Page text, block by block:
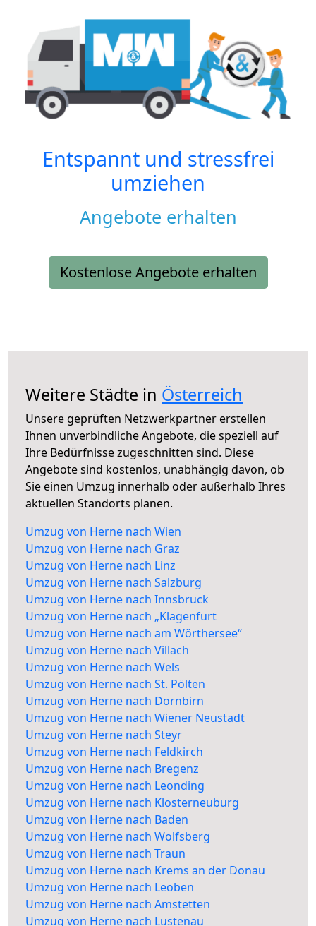
Entspannt und stressfrei
umziehen
Angebote erhalten
Kostenlose Angebote erhalten
Weitere Städte in Österreich
Unsere geprüften Netzwerkpartner erstellen
Ihnen unverbindliche Angebote, die speziell auf
Ihre Bedürfnisse zugeschnitten sind. Diese
Angebote sind kostenlos, unabhängig davon, ob
Sie einen Umzug innerhalb oder außerhalb Ihres
aktuellen Standorts planen.
Umzug von Herne nach Wien
Umzug von Herne nach Graz
Umzug von Herne nach Linz
Umzug von Herne nach Salzburg
Umzug von Herne nach Innsbruck
Umzug von Herne nach „Klagenfurt
Umzug von Herne nach am Wörthersee“
Umzug von Herne nach Villach
Umzug von Herne nach Wels
Umzug von Herne nach St. Pölten
Umzug von Herne nach Dornbirn
Umzug von Herne nach Wiener Neustadt
Umzug von Herne nach Steyr
Umzug von Herne nach Feldkirch
Umzug von Herne nach Bregenz
Umzug von Herne nach Leonding
Umzug von Herne nach Klosterneuburg
Umzug von Herne nach Baden
Umzug von Herne nach Wolfsberg
Umzug von Herne nach Traun
Umzug von Herne nach Krems an der Donau
Umzug von Herne nach Leoben
Umzug von Herne nach Amstetten
Umzug von Herne nach Lustenau